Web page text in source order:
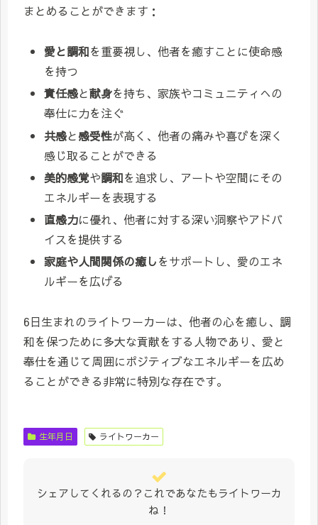
まとめることができます：
愛と調和を重要視し、他者を癒すことに使命感
を持つ
責任感と献身を持ち、家族やコミュニティへの
奉仕に力を注ぐ
共感と感受性が高く、他者の痛みや喜びを深く
感じ取ることができる
美的感覚や調和を追求し、アートや空間にその
エネルギーを表現する
直感力に優れ、他者に対する深い洞察やアドバ
イスを提供する
家庭や人間関係の癒しをサポートし、愛のエネ
ルギーを広げる
6日生まれのライトワーカーは、他者の心を癒し、調
和を保つために多大な貢献をする人物であり、愛と
奉仕を通じて周囲にポジティブなエネルギーを広め
ることができる非常に特別な存在です。
生年月日 ライトワーカー
シェアしてくれるの？これであなたもライトワーカ
ね！